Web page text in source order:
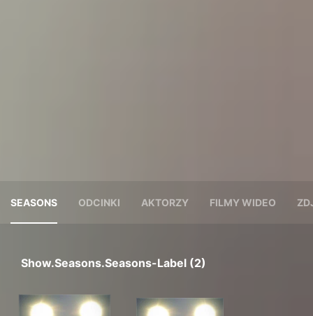
SEASONS ODCINKI AKTORZY FILMY WIDEO
Show.seasons.seasons-Label (2)